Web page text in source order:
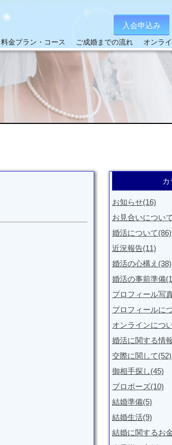
入会申込み
料金プラン・コース ご成婚までの流れ オンラ
お知らせ(16)
お見合いについ
婚活について(86)
近況報告(11)
婚活の心構え(38)
婚活の事前準備
プロフィール写
プロフィールに
オンラインにつ
婚活に関する情
交際に関して(52)
御相手探し(45)
プロポーズ(10)
結婚準備(5)
結婚生活(9)
結婚に関するお